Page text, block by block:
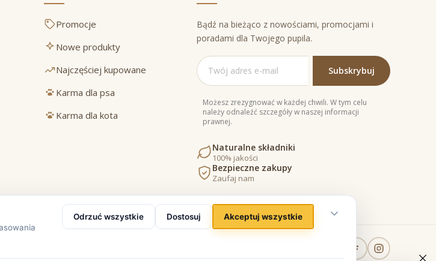
Promocje
Nowe produkty
Najczęściej kupowane
Karma dla psa
Karma dla kota
Bądź na bieżąco z nowościami, promocjami i
poradami dla Twojego pupila.
Możesz zrezygnować w każdej chwili. W tym celu
należy odnaleźć szczegóły w naszej informacji
prawnej.
Naturalne składniki
100% jakości
Bezpieczne zakupy
Zaufaj nam